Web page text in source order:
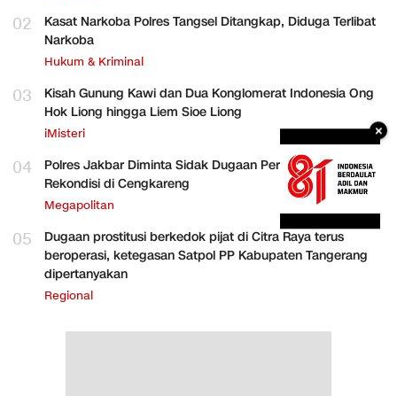
02
Kasat Narkoba Polres Tangsel Ditangkap, Diduga Terlibat
Narkoba
Hukum & Kriminal
03
Kisah Gunung Kawi dan Dua Konglomerat Indonesia Ong
Hok Liong hingga Liem Sioe Liong
iMisteri
04
Polres Jakbar Diminta Sidak Dugaan Perakitan HP
Rekondisi di Cengkareng
Megapolitan
05
Dugaan prostitusi berkedok pijat di Citra Raya terus
beroperasi, ketegasan Satpol PP Kabupaten Tangerang
dipertanyakan
Regional
×